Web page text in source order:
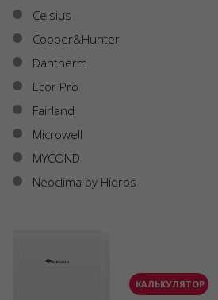
Celsius
Cooper&Hunter
Dantherm
Ecor Pro
Fairland
Microwell
MYCOND
Neoclima by Hidros
КАЛЬКУЛЯТОР